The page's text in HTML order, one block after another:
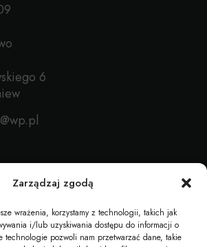
Zarządzaj zgodą
wrażenia, korzystamy z technologii, takich jak
i/lub uzyskiwania dostępu do informacji o
pozwoli nam przetwarzać dane, takie
6